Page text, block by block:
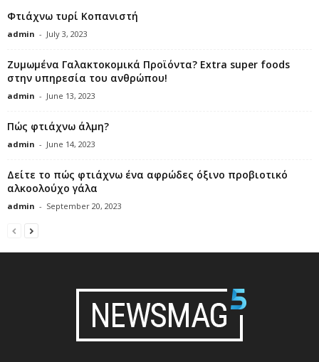
Φτιάχνω τυρί Κοπανιστή
admin - July 3, 2023
Ζυμωμένα Γαλακτοκομικά Προϊόντα? Extra super foods
στην υπηρεσία του ανθρώπου!
admin - June 13, 2023
Πώς φτιάχνω άλμη?
admin - June 14, 2023
Δείτε το πώς φτιάχνω ένα αφρώδες όξινο προβιοτικό
αλκοολούχο γάλα
admin - September 20, 2023